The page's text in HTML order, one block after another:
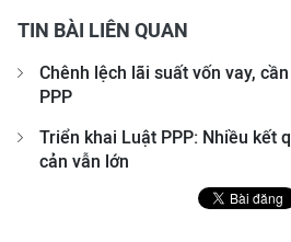
TIN BÀI LIÊN QUAN
Chênh lệch lãi suất vốn vay,
PPP
Triển khai Luật PPP: Nhiều kết
cản vẫn lớn